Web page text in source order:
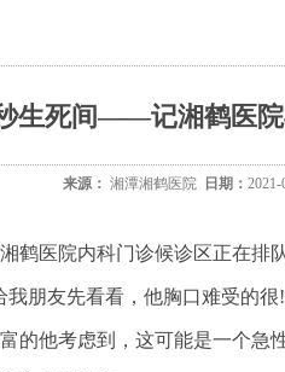
生死间——记湘鹤医
来源： 湘潭湘鹤医院 日期： 2021-
鹤医院内科门诊候诊区正在
我朋友先看看，他胸口难受的
的他考虑到，这可能是一个